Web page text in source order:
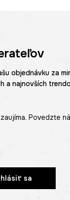
objednávku za
a najnovších
Povedzte
sa